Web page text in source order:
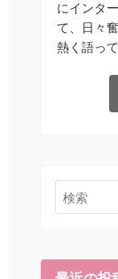
にインタ
て、日々
熱く語っ